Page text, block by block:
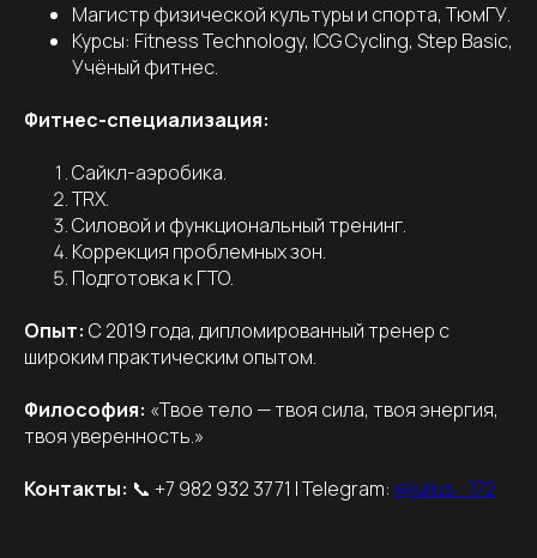
Магистр физической культуры и спорта, ТюмГУ.
Курсы: Fitness Technology, ICG Cycling, Step Basic,
Учёный фитнес.
Фитнес-специализация:
Сайкл-аэробика.
TRX.
Силовой и функциональный тренинг.
Коррекция проблемных зон.
Подготовка к ГТО.
Опыт: С 2019 года, дипломированный тренер с
широким практическим опытом.
Философия: «Твое тело — твоя сила, твоя энергия,
твоя уверенность.»
Контакты: 📞 +7 982 932 3771 | Telegram: @julius_172